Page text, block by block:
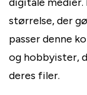
størrelse, der
passer denne
og hobbyister,
deres filer.